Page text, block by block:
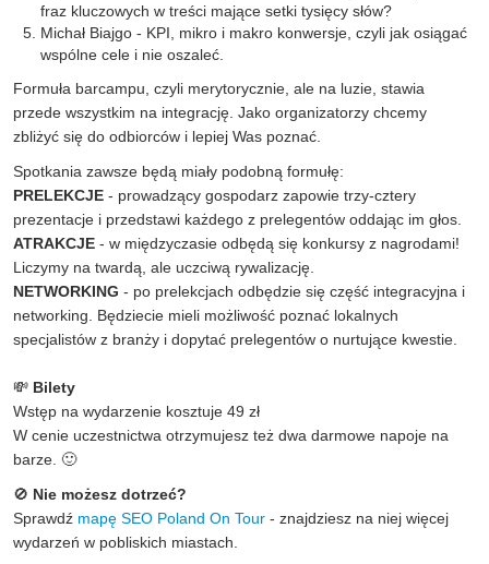
fraz kluczowych w treści mające setki tysięcy słów?
Michał Biajgo - KPI, mikro i makro konwersje, czyli jak osiągać
wspólne cele i nie oszaleć.
Formuła barcampu, czyli merytorycznie, ale na luzie, stawia
przede wszystkim na integrację. Jako organizatorzy chcemy
zbliżyć się do odbiorców i lepiej Was poznać.
Spotkania zawsze będą miały podobną formułę:
PRELEKCJE - prowadzący gospodarz zapowie trzy-cztery
prezentacje i przedstawi każdego z prelegentów oddając im głos.
ATRAKCJE - w międzyczasie odbędą się konkursy z nagrodami!
Liczymy na twardą, ale uczciwą rywalizację.
NETWORKING - po prelekcjach odbędzie się część integracyjna i
networking. Będziecie mieli możliwość poznać lokalnych
specjalistów z branży i dopytać prelegentów o nurtujące kwestie.
💸 Bilety
Wstęp na wydarzenie kosztuje 49 zł
W cenie uczestnictwa otrzymujesz też dwa darmowe napoje na
barze. 🙂
🚫 Nie możesz dotrzeć?
Sprawdź mapę SEO Poland On Tour - znajdziesz na niej więcej
wydarzeń w pobliskich miastach.